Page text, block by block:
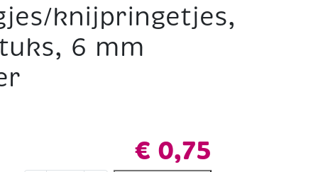
knijpringetjes,
6 mm
€ 0,75